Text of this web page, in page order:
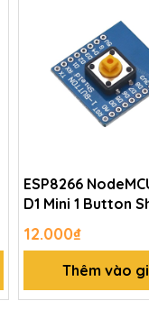
ESP8266
D1 Mini 1 Button
12.000₫
Thêm vào